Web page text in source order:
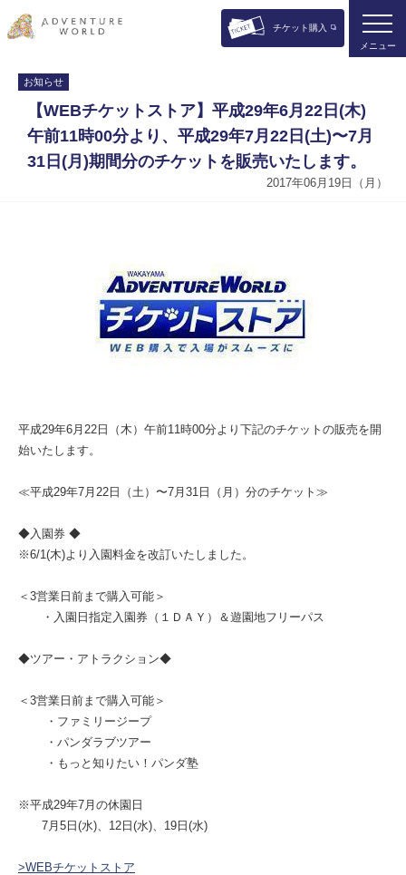
チケット購入
メニュー
お知らせ
【WEBチケットストア】平成29年6月22日(木)
午前11時00分より、平成29年7月22日(土)〜7月
31日(月)期間分のチケットを販売いたします。
2017年06月19日（月）
平成29年6月22日（木）午前11時00分より下記のチケットの販売を開
始いたします。
≪平成29年7月22日（土）〜7月31日（月）分のチケット≫
◆入園券 ◆
※6/1(木)より入園料金を改訂いたしました。
＜3営業日前まで購入可能＞
・入園日指定入園券（１ＤＡＹ）＆遊園地フリーパス
◆ツアー・アトラクション◆
＜3営業日前まで購入可能＞
・ファミリージープ
・パンダラブツアー
・もっと知りたい！パンダ塾
※平成29年7月の休園日
7月5日(水)、12日(水)、19日(水)
>WEBチケットストア